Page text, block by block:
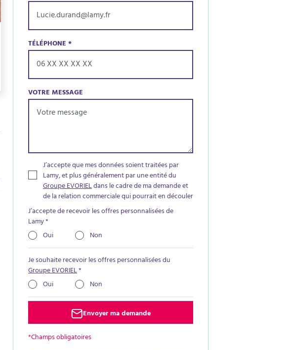
TÉLÉPHONE*
VOTRE MESSAGE
J’accepte que mes données soient traitées par
Lamy, et plus généralement par une entité du
Groupe EVORIELdans le cadre de ma demande et
de la relation commerciale qui pourrait en découler
J’accepte de recevoir les offres personnalisées de
Lamy*
Oui
Non
Je souhaite recevoir les offres personnalisées du
Groupe EVORIEL*
Oui
Non
Envoyer ma demande
*Champs obligatoires